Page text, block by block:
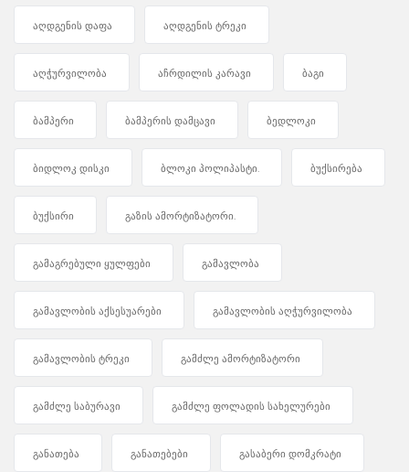
აღდგენის დაფა აღდგენის ტრეკი
აღჭურვილობა აჩრდილის კარავი ბაგი
ბამპერი ბამპერის დამცავი ბედლოკი
ბიდლოკ დისკი ბლოკი პოლიპასტი. ბუქსირება
ბუქსირი გაზის ამორტიზატორი.
გამაგრებული ყულფები გამავლობა
გამავლობის აქსესუარები გამავლობის აღჭურვილობა
გამავლობის ტრეკი გამძლე ამორტიზატორი
გამძლე საბურავი გამძლე ფოლადის სახელურები
განათება განათებები გასაბერი დომკრატი